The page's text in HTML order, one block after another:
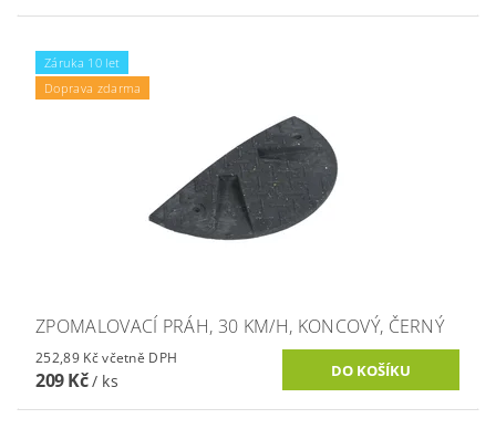
Záruka 10 let
Doprava zdarma
ZPOMALOVACÍ PRÁH, 30 KM/H, KONCOVÝ, ČERNÝ
252,89 Kč včetně DPH
209 Kč/ ks